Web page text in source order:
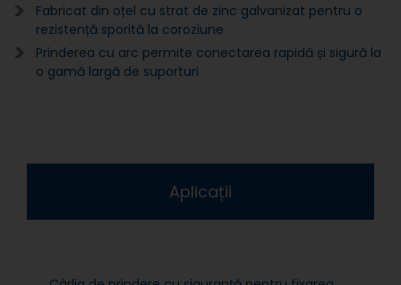
Fabricat din oțel cu strat de zinc galvanizat pentru o
rezistență sporită la coroziune
Prinderea cu arc permite conectarea rapidă și sigură la
o gamă largă de suporturi
Aplicații